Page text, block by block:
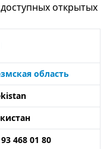
открытых
область
468 01 80